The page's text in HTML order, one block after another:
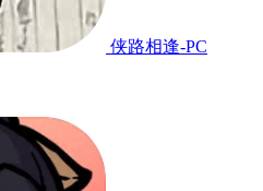
侠路相逢-PC